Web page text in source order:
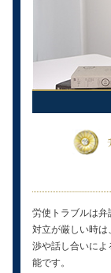
労使トラブルは
対立が厳しい時
渉や話し合いに
能です。